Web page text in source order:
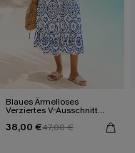
Blaues Ärmelloses
Verziertes V-Ausschnitt
38,00 €47,00 €